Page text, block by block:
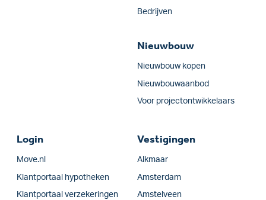
Bedrijven
Nieuwbouw
Nieuwbouw kopen
Nieuwbouwaanbod
Voor projectontwikkelaars
Login
Move.nl
Klantportaal hypotheken
Klantportaal verzekeringen
Vestigingen
Alkmaar
Amsterdam
Amstelveen